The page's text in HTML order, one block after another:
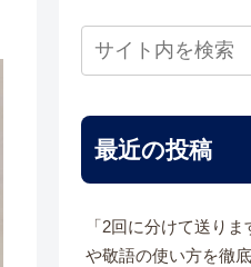
最近の投稿
「2回に分けて送り
や敬語の使い方を徹